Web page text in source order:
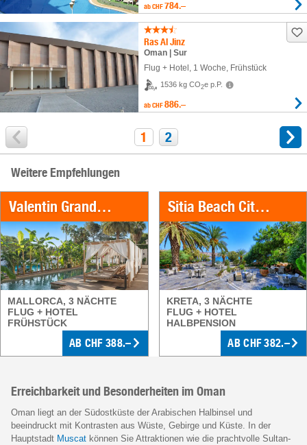
ab CHF 784.–
Ras Al Jinz
Oman | Sur
Flug + Hotel , 1 Woche, Frühstück
1536 kg CO2e p.P.
ab CHF 886.–
1 2
Weitere Empfehlungen
Valentin Grand Park Suite Hotel
MALLORCA, 3 NÄCHTE
FLUG + HOTEL
FRÜHSTÜCK
AB CHF 388.–
Sitia Beach City Resort & Spa
KRETA, 3 NÄCHTE
FLUG + HOTEL
HALBPENSION
AB CHF 382.–
Erreichbarkeit und Besonderheiten im Oman
Oman liegt an der Südostküste der Arabischen Halbinsel und
beeindruckt mit Kontrasten aus Wüste, Gebirge und Küste. In der
Hauptstadt Muscat können Sie Attraktionen wie die prachtvolle Sultan-